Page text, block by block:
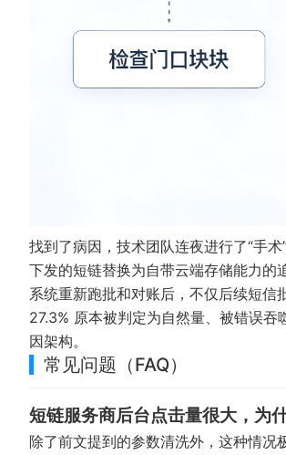
找到了病因，技术团队连夜进行了“手
下发的短链替换为自带云端存储能力的
系统重新跑批和对账后，不仅后续短
27.3% 原本被判定为自然量、被错误
因架构。
常见问题（FAQ）
短链服务商后台点击量很大，为
除了前文提到的参数清洗外，这种情况